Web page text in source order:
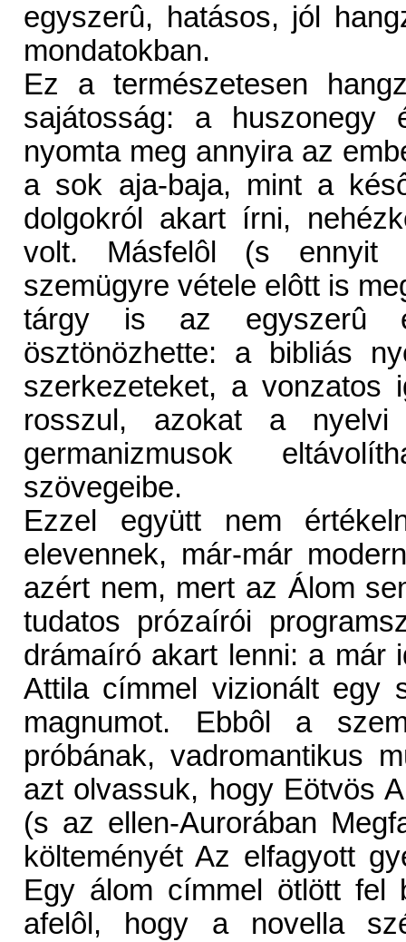
egyszerû, hatásos, jól
mondatokban.
Ez a természetesen
sajátosság: a huszonegy
nyomta meg annyira az
a sok aja-baja, mint a
dolgokról akart írni,
volt. Másfelôl (s ennyit
szemügyre vétele elôtt is
tárgy is az egyszerû
ösztönözhette: a bibliás
szerkezeteket, a vonzatos
rosszul, azokat a nyelvi
germanizmusok
szövegeibe.
Ezzel együtt nem
elevennek, már-már
azért nem, mert az Álom
tudatos prózaírói
drámaíró akart lenni: a már
Attila címmel vizionált egy
magnumot. Ebbôl a
próbának, vadromantikus
azt olvassuk, hogy Eötvös
(s az ellen-Aurorában
költeményét Az elfagyott
Egy álom címmel ötlött fel
afelôl, hogy a novella